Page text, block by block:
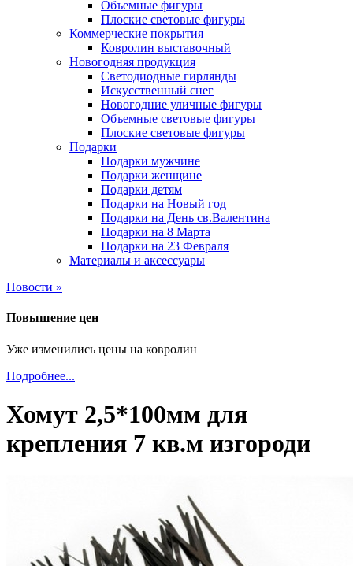
Объемные фигуры
Плоские световые фигуры
Коммерческие покрытия
Ковролин выставочный
Новогодняя продукция
Светодиодные гирлянды
Искусственный снег
Новогодние уличные фигуры
Объемные световые фигуры
Плоские световые фигуры
Подарки
Подарки мужчине
Подарки женщине
Подарки детям
Подарки на Новый год
Подарки на День св.Валентина
Подарки на 8 Марта
Подарки на 23 Февраля
Материалы и аксессуары
Новости »
Повышение цен
Уже изменились цены на ковролин
Подробнее...
Хомут 2,5*100мм для
крепления 7 кв.м изгороди